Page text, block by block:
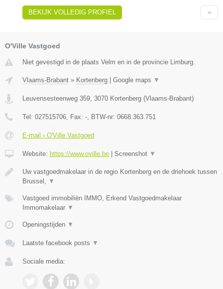
BEKIJK VOLLEDIG PROFIEL
O'Ville Vastgoed
Niet gevestigd in de plaats Velm en in de provincie Limburg.
Vlaams-Brabant » Kortenberg Google maps ▼
Leuvensesteenweg 359, 3070 Kortenberg (Vlaams-Brabant)
Tel: 027515706, Fax: -, BTW-nr: 0668.363.751
E-mail › O'Ville Vastgoed
Website: https://www.oville.be Screenshot ▼
Uw vastgoedmakelaar in de regio Kortenberg en de driehoek tussen
Brussel, ▼
Vastgoed immobiliën IMMO, Erkend Vastgoedmakelaar
Immomakelaar ▼
Openingstijden ▼
Laatste facebook posts ▼
Sociale media: